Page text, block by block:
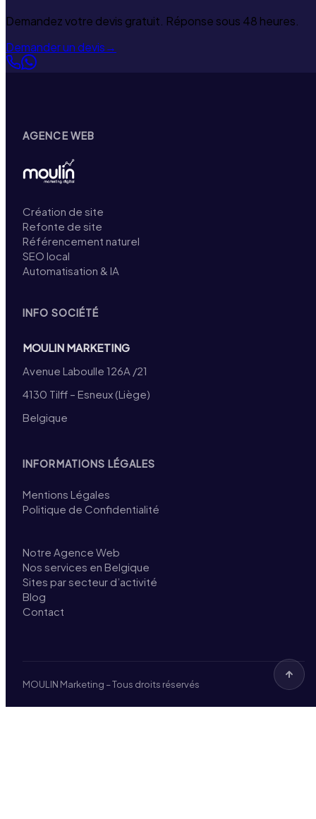
Demandez votre devis gratuit. Réponse sous 48 heures.
Demander un devis→
AGENCE WEB
Création de site
Refonte de site
Référencement naturel
SEO local
Automatisation & IA
INFO SOCIÉTÉ
MOULIN MARKETING
Avenue Laboulle 126A /21
4130 Tilff – Esneux (Liège)
Belgique
INFORMATIONS LÉGALES
Mentions Légales
Politique de Confidentialité
Notre Agence Web
Nos services en Belgique
Sites par secteur d’activité
Blog
Contact
MOULIN Marketing – Tous droits réservés